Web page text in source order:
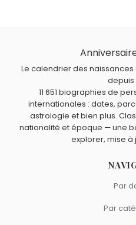
Qui est mort le même jour que
Friedrich
comme Truman Capote.
Quels écrivains américains
,
Frank Herbertsont du signe
Le calendrier des
depuis
11 651 biographies de
internationales : dates,
astrologie et bien plus.
nationalité et époque — une
explorer, mise à
Par
Par